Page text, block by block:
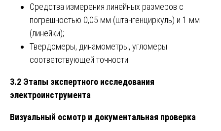
Средства измерения линейных размеров с
погрешностью 0,05 мм (штангенциркуль) и 1 мм
(линейки);
Твердомеры, динамометры, угломеры
соответствующей точности.
3.2 Этапы экспертного исследования
электроинструмента
Визуальный осмотр и документальная проверка